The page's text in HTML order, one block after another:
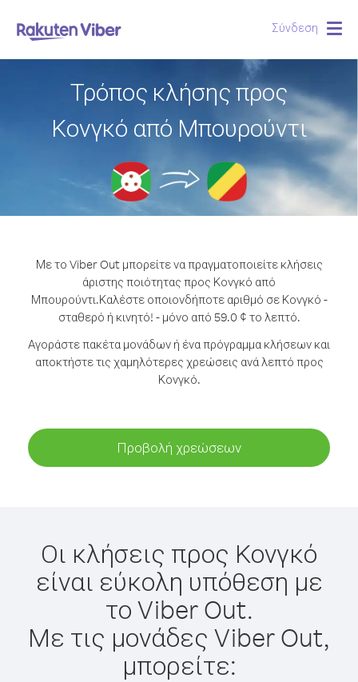
Σύνδεση
Τρόπος κλήσης προς
Κονγκό από Μπουρούντι
Με το Viber Out μπορείτε να πραγματοποιείτε κλήσεις
άριστης ποιότητας προς Κονγκό από
Μπουρούντι.Καλέστε οποιονδήποτε αριθμό σε Κονγκό -
σταθερό ή κινητό! - μόνο από 59.0 ¢ το λεπτό.
Αγοράστε πακέτα μονάδων ή ένα πρόγραμμα κλήσεων και
αποκτήστε τις χαμηλότερες χρεώσεις ανά λεπτό προς
Κονγκό.
Προβολή χρεώσεων
Οι κλήσεις προς Κονγκό
είναι εύκολη υπόθεση με
το Viber Out.
Με τις μονάδες Viber Out,
μπορείτε: